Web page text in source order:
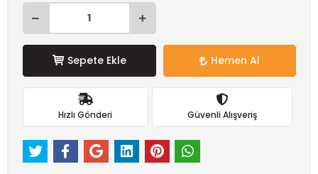
Sepete Ekle Hemen Al
Hızlı Gönderi Güvenli Alışveriş